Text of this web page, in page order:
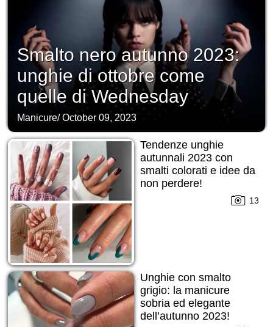
Smalto nero autunno 2023:
unghie di ottobre come
quelle di Wednesday
Manicure/October 09, 2023
Tendenze unghie
autunnali 2023 con
smalti colorati e idee da
non perdere!
13
Unghie con smalto
grigio: la manicure
sobria ed elegante
dell’autunno 2023!